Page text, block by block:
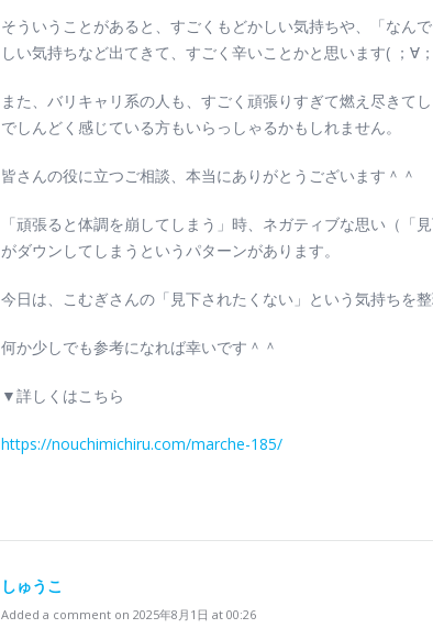
そういうことがあると、すごくもどかしい気持ちや、「なん
しい気持ちなど出てきて、すごく辛いことかと思います( ；∀
また、バリキャリ系の人も、すごく頑張りすぎて燃え尽きて
でしんどく感じている方もいらっしゃるかもしれません。
皆さんの役に立つご相談、本当にありがとうございます＾＾
「頑張ると体調を崩してしまう」時、ネガティブな思い（
がダウンしてしまうというパターンがあります。
今日は、こむぎさんの「見下されたくない」という気持ちを
何か少しでも参考になれば幸いです＾＾
▼詳しくはこちら
https://nouchimichiru.com/marche-185/
しゅうこ
Added a comment on 2025年8月1日 at 00:26